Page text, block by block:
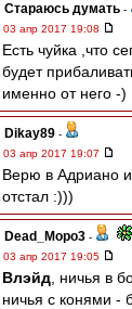
Стараюсь думать -
03 апр 2017 19:08
Есть чуйка ,что
будет
именно от него -)
Dikay89 -
03 апр 2017 19:07
Верю в Адриано и
отстал :)))
Dead_Mopo3 -
03 апр 2017 19:05
Влэйд , ничья в
ничья с конями -